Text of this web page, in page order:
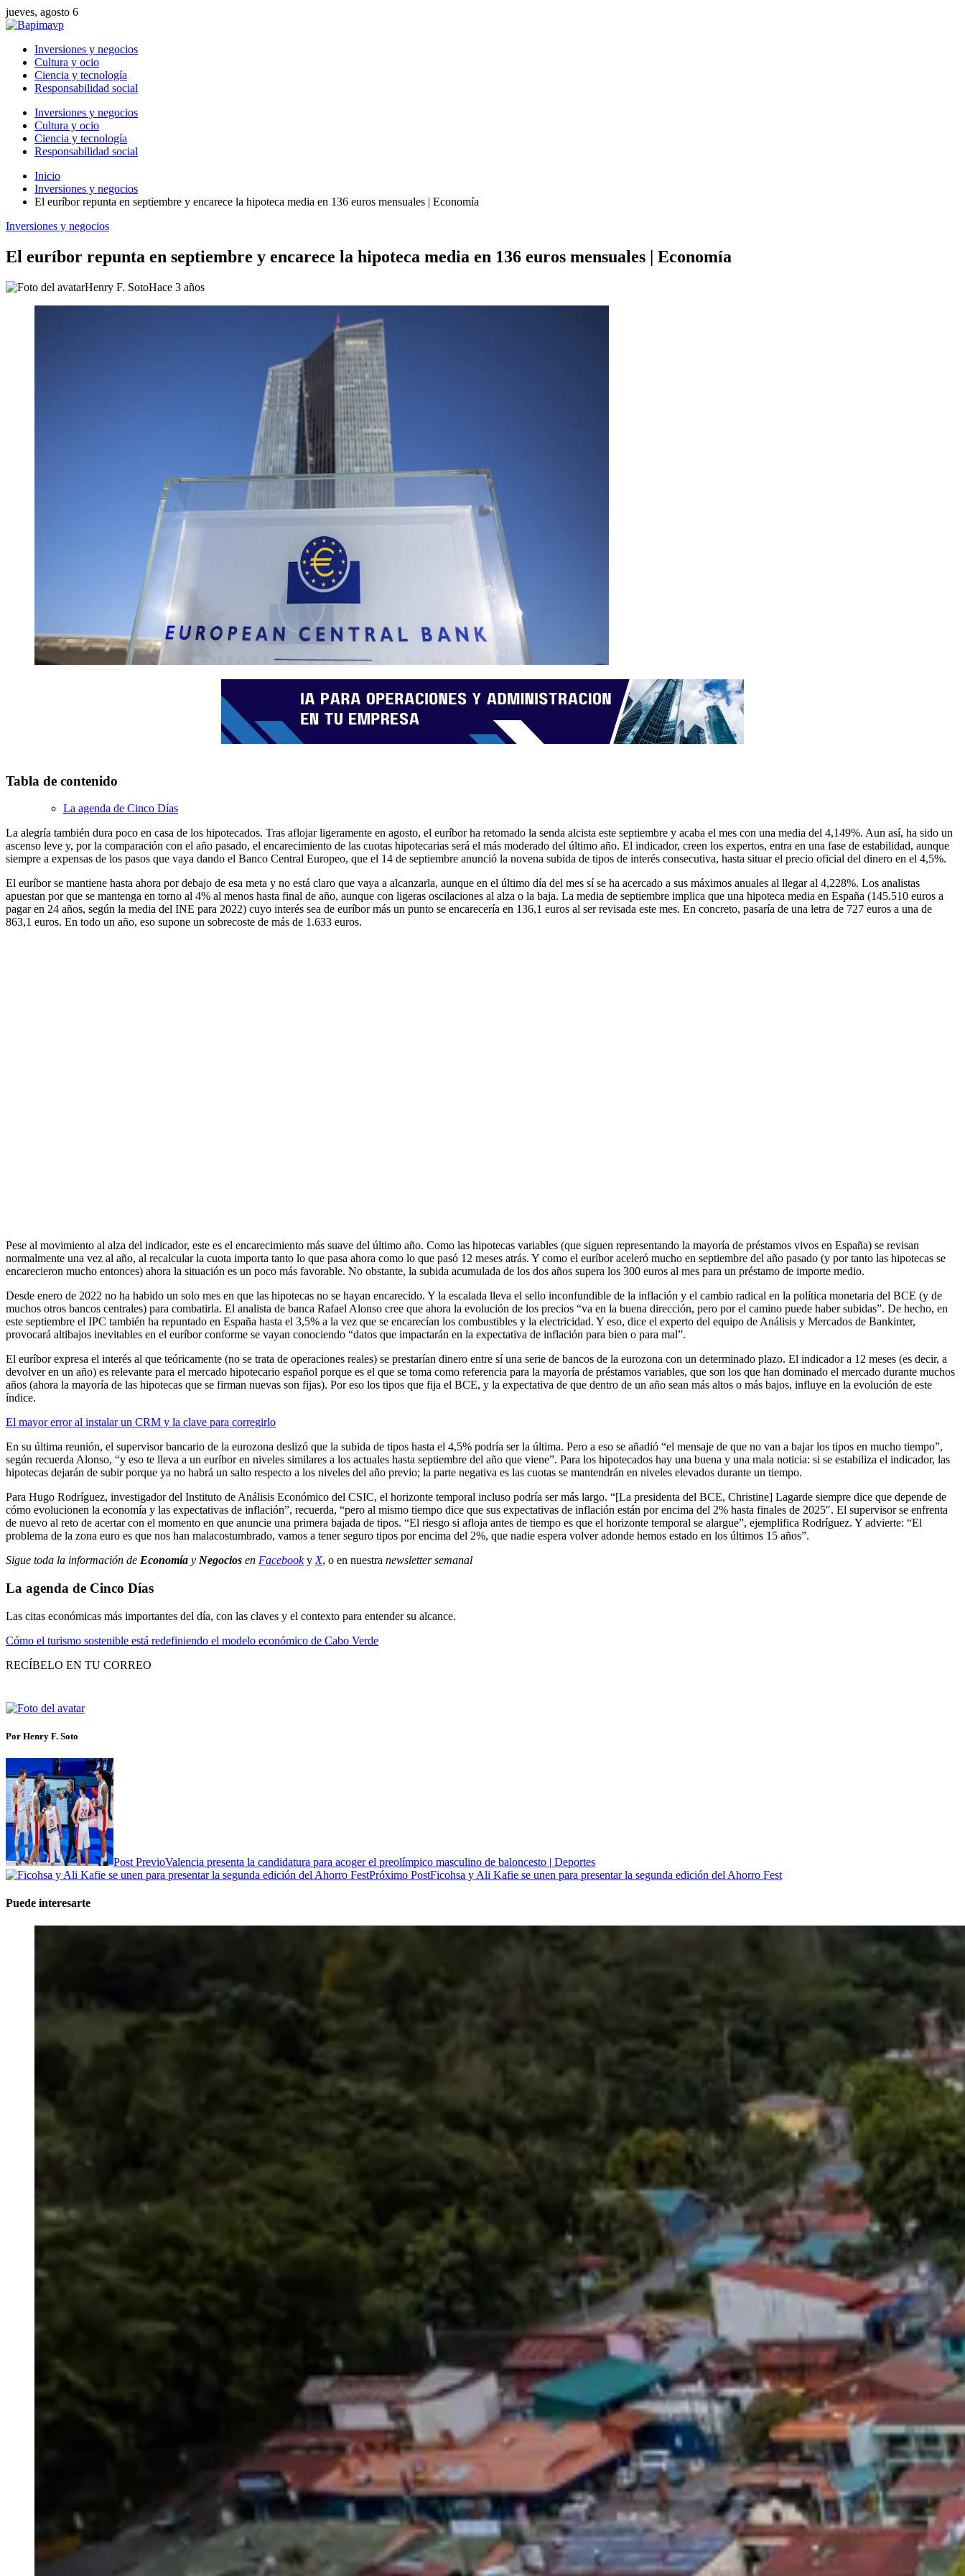
jueves, agosto 6
Inversiones y negocios
Cultura y ocio
Ciencia y tecnología
Responsabilidad social
Inversiones y negocios
Cultura y ocio
Ciencia y tecnología
Responsabilidad social
Inicio
Inversiones y negocios
El euríbor repunta en septiembre y encarece la hipoteca media en 136 euros mensuales | Economía
Inversiones y negocios
El euríbor repunta en septiembre y encarece la hipoteca media en 136 euros mensuales | Economía
Henry F. SotoHace 3 años
Tabla de contenido
La agenda de Cinco Días
La alegría también dura poco en casa de los hipotecados. Tras aflojar ligeramente en agosto, el euríbor ha retomado la senda alcista este septiembre y acaba el mes con una media del 4,149%. Aun así, ha sido un
ascenso leve y, por la comparación con el año pasado, el encarecimiento de las cuotas hipotecarias será el más moderado del último año. El indicador, creen los expertos, entra en una fase de estabilidad, aunque
siempre a expensas de los pasos que vaya dando el Banco Central Europeo, que el 14 de septiembre anunció la novena subida de tipos de interés consecutiva, hasta situar el precio oficial del dinero en el 4,5%.
El euríbor se mantiene hasta ahora por debajo de esa meta y no está claro que vaya a alcanzarla, aunque en el último día del mes sí se ha acercado a sus máximos anuales al llegar al 4,228%. Los analistas
apuestan por que se mantenga en torno al 4% al menos hasta final de año, aunque con ligeras oscilaciones al alza o la baja. La media de septiembre implica que una hipoteca media en España (145.510 euros a
pagar en 24 años, según la media del INE para 2022) cuyo interés sea de euríbor más un punto se encarecería en 136,1 euros al ser revisada este mes. En concreto, pasaría de una letra de 727 euros a una de
863,1 euros. En todo un año, eso supone un sobrecoste de más de 1.633 euros.
Pese al movimiento al alza del indicador, este es el encarecimiento más suave del último año. Como las hipotecas variables (que siguen representando la mayoría de préstamos vivos en España) se revisan
normalmente una vez al año, al recalcular la cuota importa tanto lo que pasa ahora como lo que pasó 12 meses atrás. Y como el euríbor aceleró mucho en septiembre del año pasado (y por tanto las hipotecas se
encarecieron mucho entonces) ahora la situación es un poco más favorable. No obstante, la subida acumulada de los dos años supera los 300 euros al mes para un préstamo de importe medio.
Desde enero de 2022 no ha habido un solo mes en que las hipotecas no se hayan encarecido. Y la escalada lleva el sello inconfundible de la inflación y el cambio radical en la política monetaria del BCE (y de
muchos otros bancos centrales) para combatirla. El analista de banca Rafael Alonso cree que ahora la evolución de los precios “va en la buena dirección, pero por el camino puede haber subidas”. De hecho, en
este septiembre el IPC también ha repuntado en España hasta el 3,5% a la vez que se encarecían los combustibles y la electricidad. Y eso, dice el experto del equipo de Análisis y Mercados de Bankinter,
provocará altibajos inevitables en el euríbor conforme se vayan conociendo “datos que impactarán en la expectativa de inflación para bien o para mal”.
El euríbor expresa el interés al que teóricamente (no se trata de operaciones reales) se prestarían dinero entre sí una serie de bancos de la eurozona con un determinado plazo. El indicador a 12 meses (es decir, a
devolver en un año) es relevante para el mercado hipotecario español porque es el que se toma como referencia para la mayoría de préstamos variables, que son los que han dominado el mercado durante muchos
años (ahora la mayoría de las hipotecas que se firman nuevas son fijas). Por eso los tipos que fija el BCE, y la expectativa de que dentro de un año sean más altos o más bajos, influye en la evolución de este
índice.
El mayor error al instalar un CRM y la clave para corregirlo
En su última reunión, el supervisor bancario de la eurozona deslizó que la subida de tipos hasta el 4,5% podría ser la última. Pero a eso se añadió “el mensaje de que no van a bajar los tipos en mucho tiempo”,
según recuerda Alonso, “y eso te lleva a un euríbor en niveles similares a los actuales hasta septiembre del año que viene”. Para los hipotecados hay una buena y una mala noticia: si se estabiliza el indicador, las
hipotecas dejarán de subir porque ya no habrá un salto respecto a los niveles del año previo; la parte negativa es las cuotas se mantendrán en niveles elevados durante un tiempo.
Para Hugo Rodríguez, investigador del Instituto de Análisis Económico del CSIC, el horizonte temporal incluso podría ser más largo. “[La presidenta del BCE, Christine] Lagarde siempre dice que depende de
cómo evolucionen la economía y las expectativas de inflación”, recuerda, “pero al mismo tiempo dice que sus expectativas de inflación están por encima del 2% hasta finales de 2025″. El supervisor se enfrenta
de nuevo al reto de acertar con el momento en que anuncie una primera bajada de tipos. “El riesgo si afloja antes de tiempo es que el horizonte temporal se alargue”, ejemplifica Rodríguez. Y advierte: “El
problema de la zona euro es que nos han malacostumbrado, vamos a tener seguro tipos por encima del 2%, que nadie espera volver adonde hemos estado en los últimos 15 años”.
Sigue toda la información de Economía y Negocios en Facebooky X, o en nuestra newsletter semanal
La agenda de Cinco Días
Las citas económicas más importantes del día, con las claves y el contexto para entender su alcance.
Cómo el turismo sostenible está redefiniendo el modelo económico de Cabo Verde
RECÍBELO EN TU CORREO
Por Henry F. Soto
Post PrevioValencia presenta la candidatura para acoger el preolímpico masculino de baloncesto | Deportes
Próximo PostFicohsa y Ali Kafie se unen para presentar la segunda edición del Ahorro Fest
Puede interesarte